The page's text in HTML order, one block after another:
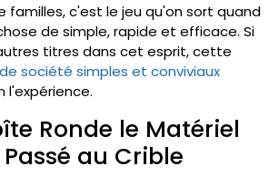
familles, c'est le jeu qu'on sort quand
de simple, rapide et efficace. Si
titres dans cet esprit, cette
société simples et conviviaux
l'expérience.
Ronde le Matériel
au Crible